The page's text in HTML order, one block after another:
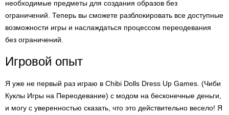
необходимые предметы для создания образов без
ограничений. Теперь вы сможете разблокировать все доступные
возможности игры и наслаждаться процессом переодевания
без ограничений.
Игровой опыт
Я уже не первый раз играю в Chibi Dolls Dress Up Games. (Чиби
Куклы Игры на Переодевание) с модом на бесконечные деньги,
и могу с уверенностью сказать, что это действительно весело! Я